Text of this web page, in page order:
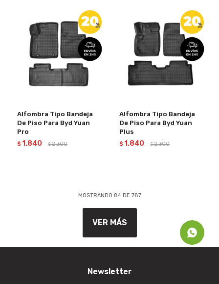
Alfombra Tipo Bandeja
De Piso Para Byd Yuan
Pro
$ 1.840 $ 2.300
Alfombra Tipo Bandeja
De Piso Para Byd Yuan
Plus
$ 1.840 $ 2.300
MOSTRANDO 84DE 787
VER MÁS
Newsletter